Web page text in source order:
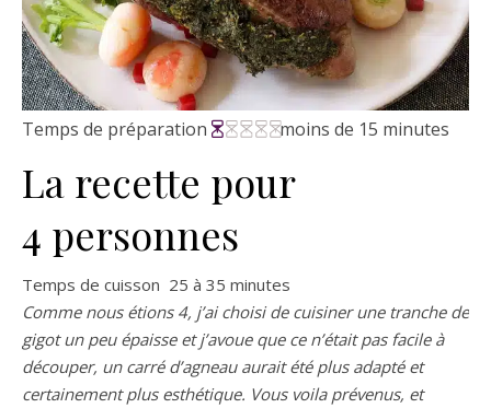
Temps de préparation moins de 15 minutes
La recette pour
4 personnes
Temps de cuisson 25 à 35 minutes
Comme nous étions 4, j’ai choisi de cuisiner une tranche de
gigot un peu épaisse et j’avoue que ce n’était pas facile à
découper, un carré d’agneau aurait été plus adapté et
certainement plus esthétique. Vous voila prévenus, et